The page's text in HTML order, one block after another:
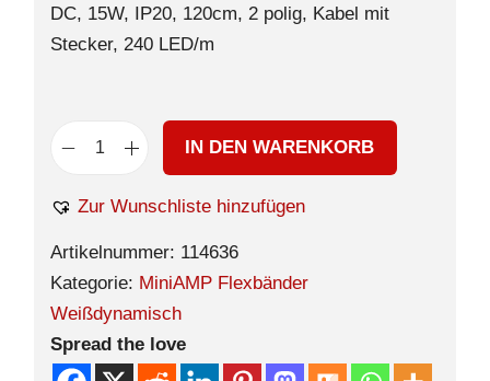
DC, 15W, IP20, 120cm, 2 polig, Kabel mit
Stecker, 240 LED/m
IN DEN WARENKORB
Zur Wunschliste hinzufügen
Artikelnummer: 114636
Kategorie: MiniAMP Flexbänder
Weißdynamisch
Spread the love